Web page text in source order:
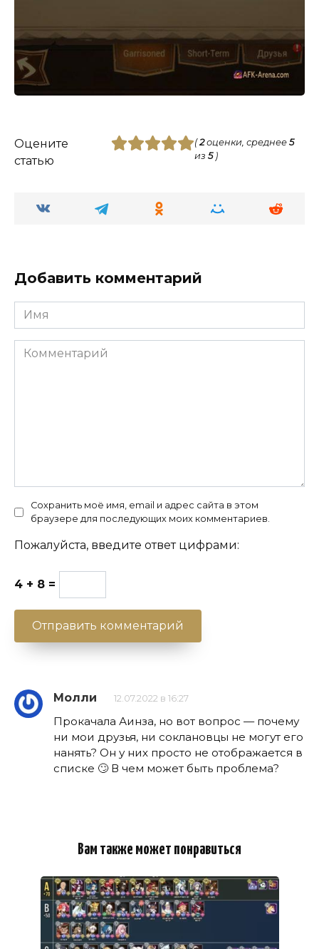
Оцените
статью
(2оценки, среднее 5
из 5)
Добавить комментарий
Имя
Комментарий
Сохранить моё имя, email и адрес сайта в этом
браузере для последующих моих комментариев.
Пожалуйста, введите ответ цифрами:
4 + 8 =
Молли 12.07.2022 в 16:27
Прокачала Аинза, но вот вопрос — почему
ни мои друзья, ни соклановцы не могут его
нанять? Он у них просто не отображается в
списке 🙄 В чем может быть проблема?
Вам также может понравиться